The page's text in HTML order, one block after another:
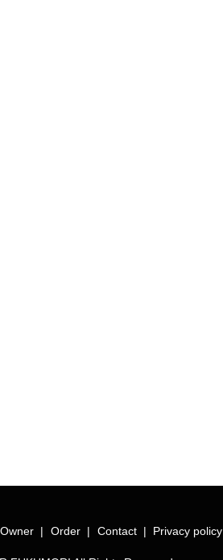
Owner Order Contact Privacy policy